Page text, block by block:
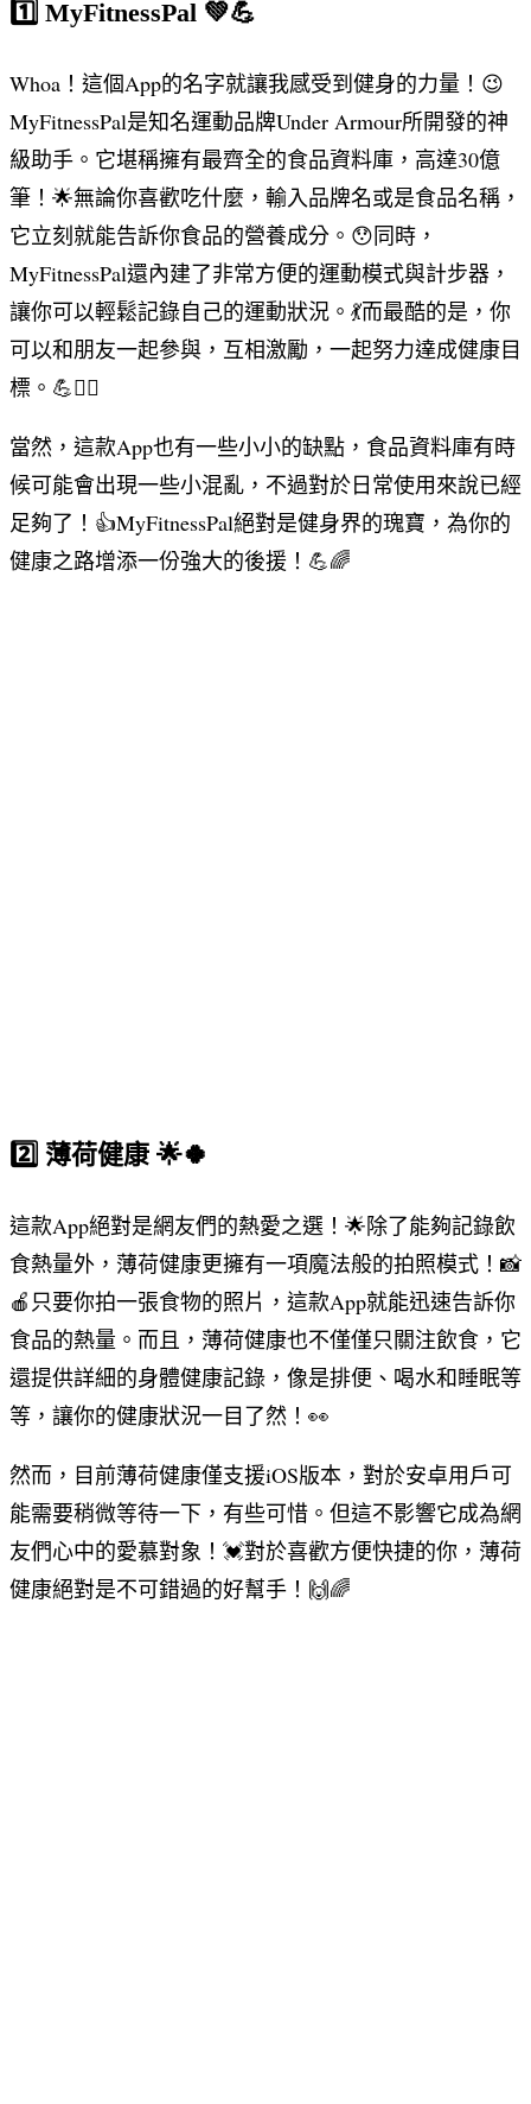
1️⃣ MyFitnessPal 💚💪
Whoa！這個App的名字就讓我感受到健身的力量！😉
MyFitnessPal是知名運動品牌Under Armour所開發的神
級助手。它堪稱擁有最齊全的食品資料庫，高達30億
筆！🌟無論你喜歡吃什麼，輸入品牌名或是食品名稱，
它立刻就能告訴你食品的營養成分。😯同時，
MyFitnessPal還內建了非常方便的運動模式與計步器，
讓你可以輕鬆記錄自己的運動狀況。💃而最酷的是，你
可以和朋友一起參與，互相激勵，一起努力達成健康目
標。💪👯‍♀️
當然，這款App也有一些小小的缺點，食品資料庫有時
候可能會出現一些小混亂，不過對於日常使用來說已經
足夠了！👍MyFitnessPal絕對是健身界的瑰寶，為你的
健康之路增添一份強大的後援！💪🌈
2️⃣ 薄荷健康 🌟🍀
這款App絕對是網友們的熱愛之選！🌟除了能夠記錄飲
食熱量外，薄荷健康更擁有一項魔法般的拍照模式！📸
🍎只要你拍一張食物的照片，這款App就能迅速告訴你
食品的熱量。而且，薄荷健康也不僅僅只關注飲食，它
還提供詳細的身體健康記錄，像是排便、喝水和睡眠等
等，讓你的健康狀況一目了然！👀
然而，目前薄荷健康僅支援iOS版本，對於安卓用戶可
能需要稍微等待一下，有些可惜。但這不影響它成為網
友們心中的愛慕對象！💓對於喜歡方便快捷的你，薄荷
健康絕對是不可錯過的好幫手！🙌🌈